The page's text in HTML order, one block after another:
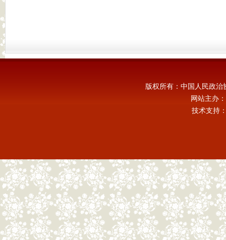
版权所有：中国人民政
网站主办
技术支持